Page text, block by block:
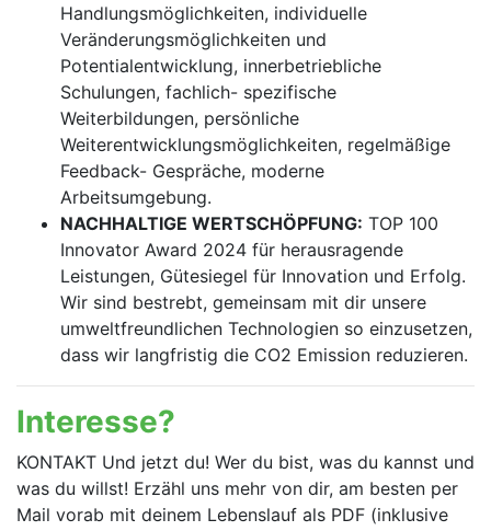
Handlungsmöglichkeiten, individuelle
Veränderungsmöglichkeiten und
Potentialentwicklung, innerbetriebliche
Schulungen, fachlich- spezifische
Weiterbildungen, persönliche
Weiterentwicklungsmöglichkeiten, regelmäßige
Feedback- Gespräche, moderne
Arbeitsumgebung.
NACHHALTIGE WERTSCHÖPFUNG: TOP 100
Innovator Award 2024 für herausragende
Leistungen, Gütesiegel für Innovation und Erfolg.
Wir sind bestrebt, gemeinsam mit dir unsere
umweltfreundlichen Technologien so einzusetzen,
dass wir langfristig die CO2 Emission reduzieren.
Interesse?
KONTAKT Und jetzt du! Wer du bist, was du kannst und
was du willst! Erzähl uns mehr von dir, am besten per
Mail vorab mit deinem Lebenslauf als PDF (inklusive